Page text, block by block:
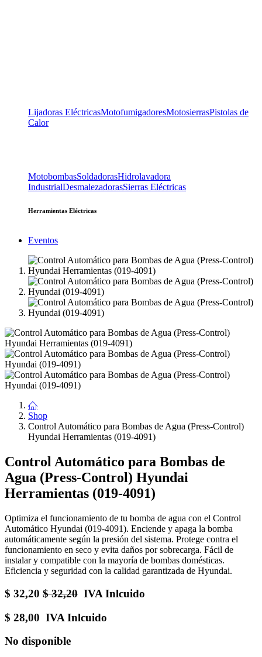
Lijadoras EléctricasMotofumigadoresMotosierrasPistolas de
Calor
MotobombasSoldadorasHidrolavadora
IndustrialDesmalezadorasSierras Eléctricas
Herramientas Eléctricas
Eventos
Shop
Control Automático para Bombas de Agua (Press-Control)
Hyundai Herramientas (019-4091)
Control Automático para Bombas de
Agua (Press-Control) Hyundai
Herramientas (019-4091)
Optimiza el funcionamiento de tu bomba de agua con el Control
Automático Hyundai (019-4091). Enciende y apaga la bomba
automáticamente según la presión del sistema. Protege contra el
funcionamiento en seco y evita daños por sobrecarga. Fácil de
instalar y compatible con la mayoría de bombas domésticas.
Eficiencia y seguridad con la calidad garantizada de Hyundai.
$ 32,20 $32,20 IVA Inlcuido
$ 28,00 IVA Inlcuido
No disponible